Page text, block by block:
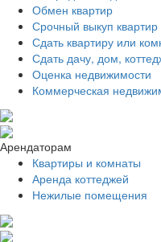
Обмен квартир
Срочный выкуп квартир
Сдать квартиру или
Сдать дачу, дом,
Оценка недвижимости
Коммерческая
Арендаторам
Квартиры и комнаты
Аренда коттеджей
Нежилые помещения